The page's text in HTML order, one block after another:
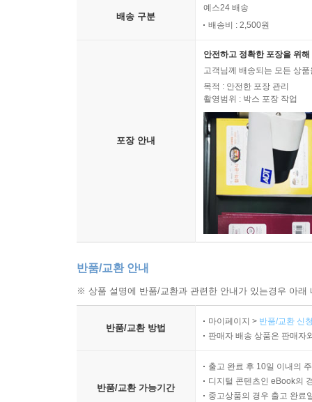
배송 구분
예스24 배송
배송비 : 2,500원
포장 안내
안전하고 정확한 포장을 위
고객님께 배송되는 모든 상
목적 : 안전한 포장 관리
촬영범위 : 박스 포장 작업
반품/교환 안내
※ 상품 설명에 반품/교환과 관련한 안내가 있는경우 아
반품/교환 방법
마이페이지 > 반품/교환 신
판매자 배송 상품은 판매자
반품/교환 가능기간
출고 완료 후 10일 이내의
디지털 콘텐츠인 eBook의
중고상품의 경우 출고 완료